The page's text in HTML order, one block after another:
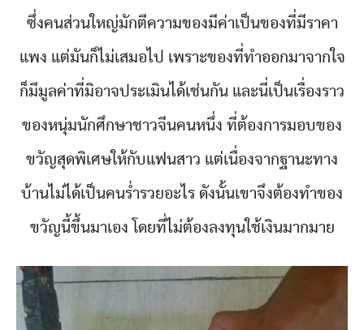
ซึ่งคนส่วนใหญ่มักตีความของมีค่าเป็นของที่มีราคา
แพง แต่มันก็ไม่เสมอไป เพราะของที่ทำออกมาจากใจ
ก็มีมูลค่าที่มิอาจประเมินได้เช่นกัน และนี่เป็นเรื่องราว
ของหนุ่มนักศึกษาชาวจีนคนหนึ่ง ที่ต้องการมอบของ
ขวัญสุดพิเศษให้กับแฟนสาว แต่เนื่องจากฐานะทาง
บ้านไม่ได้เป็นคนร่ำรวยอะไร ดังนั้นเขาจึงต้องทำของ
ขวัญนี้ขึ้นมาเอง โดยที่ไม่ต้องลงทุนใช้เงินมากมาย